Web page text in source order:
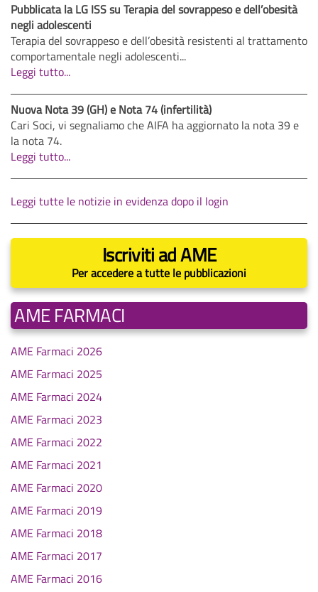
Pubblicata la LG ISS su Terapia del sovrappeso e dell’obesità
negli adolescenti
Terapia del sovrappeso e dell’obesità resistenti al trattamento
comportamentale negli adolescenti...
Leggi tutto...
Nuova Nota 39 (GH) e Nota 74 (infertilità)
Cari Soci, vi segnaliamo che AIFA ha aggiornato la nota 39 e
la nota 74.
Leggi tutto...
Leggi tutte le notizie in evidenza dopo il login
Iscriviti ad AME
Per accedere a tutte le pubblicazioni
AME FARMACI
AME Farmaci 2026
AME Farmaci 2025
AME Farmaci 2024
AME Farmaci 2023
AME Farmaci 2022
AME Farmaci 2021
AME Farmaci 2020
AME Farmaci 2019
AME Farmaci 2018
AME Farmaci 2017
AME Farmaci 2016